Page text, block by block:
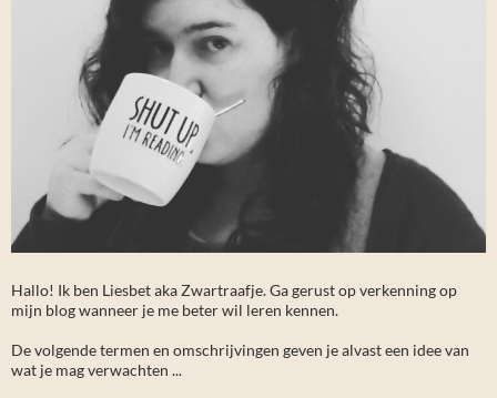
Hallo! Ik ben Liesbet aka Zwartraafje. Ga gerust op verkenning op
mijn blog wanneer je me beter wil leren kennen.
De volgende termen en omschrijvingen geven je alvast een idee van
wat je mag verwachten ...